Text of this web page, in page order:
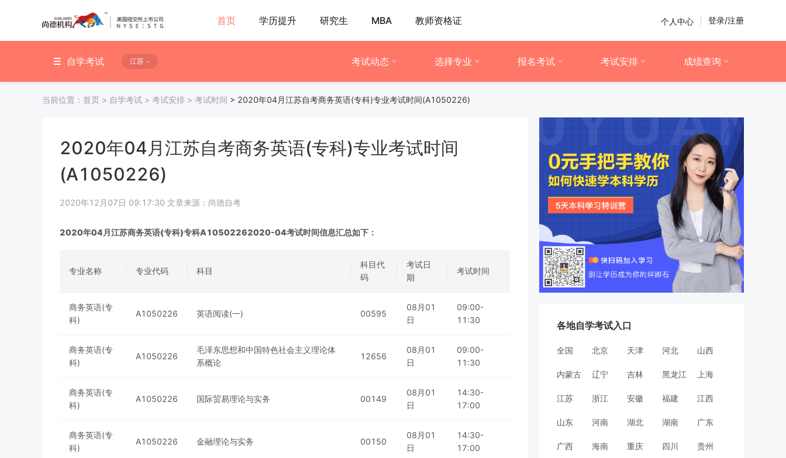
首页 学历提升 研究生 MBA 教师资格证 个人中心 登录/注册
自学考试 江苏 考试动态 选择专业 报名考试 考试安排 成绩查询
当前位置： 首页 > 自学考试 > 考试安排 > 考试时间 > 2020年04月江苏自考商务英语(专科)专业考试时间(A1050226)
2020年04月江苏自考商务英语(专科)专业考试时间
(A1050226)
2020年12月07日 09:17:30 文章来源：尚德自考
2020年04月江苏商务英语(专科)专科A10502262020-04考试时间信息汇总如下：
专业名称 专业代码 科目
科目代
码
考试日
期
考试时间
商务英语(专
科)
A1050226 英语阅读(一) 00595
08月01
日
09:00-
11:30
商务英语(专
科)
A1050226
毛泽东思想和中国特色社会主义理论体
系概论
12656
08月01
日
09:00-
11:30
商务英语(专
科)
A1050226 国际贸易理论与实务 00149
08月01
日
14:30-
17:00
商务英语(专
科)
A1050226 金融理论与实务 00150
08月01
日
14:30-
17:00
各地自学考试入口
全国 北京 天津 河北 山西
内蒙古 辽宁 吉林 黑龙江 上海
江苏 浙江 安徽 福建 江西
山东 河南 湖北 湖南 广东
广西 海南 重庆 四川 贵州